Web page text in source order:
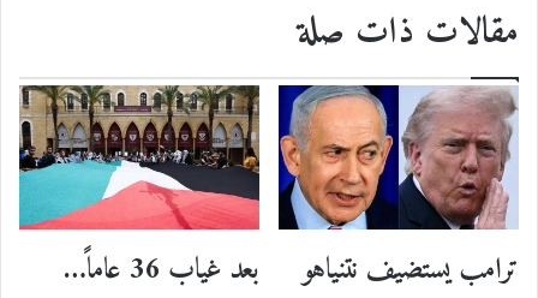
مقالات ذات صلة
ترامب يستضيف نتنياهو
بعد غياب 36 عاماً…